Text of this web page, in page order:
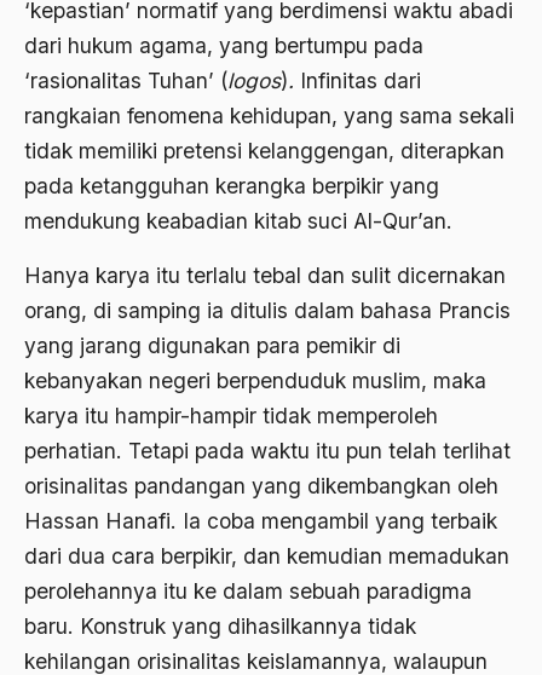
‘kepastian’ normatif yang berdimensi waktu abadi
dari hukum agama, yang bertumpu pada
‘rasionalitas Tuhan’ (logos). Infinitas dari
rangkaian fenomena kehidupan, yang sama sekali
tidak memiliki pretensi kelanggengan, diterapkan
pada ketangguhan kerangka berpikir yang
mendukung keabadian kitab suci Al-Qur’an.
Hanya karya itu terlalu tebal dan sulit dicernakan
orang, di samping ia ditulis dalam bahasa Prancis
yang jarang digunakan para pemikir di
kebanyakan negeri berpenduduk muslim, maka
karya itu hampir-hampir tidak memperoleh
perhatian. Tetapi pada waktu itu pun telah terlihat
orisinalitas pandangan yang dikembangkan oleh
Hassan Hanafi. Ia coba mengambil yang terbaik
dari dua cara berpikir, dan kemudian memadukan
perolehannya itu ke dalam sebuah paradigma
baru. Konstruk yang dihasilkannya tidak
kehilangan orisinalitas keislamannya, walaupun
1997
1996
1994
1993
1991
1990
1989
1988
1986
1985
1984
1983
Abu Zayd
Ad-daulah
Adagium
Adaptif Islam
Adat dan Syari'at
Adat Ngada
Adat Pra-Islam
Adat Siri
Adi Sasono
Adil dan Makmur
Adipati Unus
Adnan Buyung Nasution